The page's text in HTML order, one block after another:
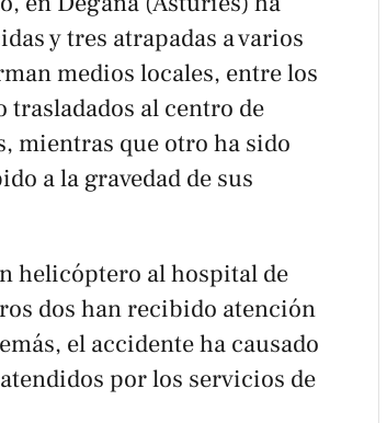
y tres atrapadas a varios
medios locales, entre los
trasladados al centro de
mientras que otro ha sido
a la gravedad de sus
helicóptero al hospital de
dos han recibido atención
el accidente ha causado
por los servicios de